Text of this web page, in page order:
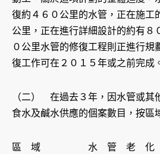
復約４６０公里的水管，正在施工
公里，正在進行詳細設計的約有８
０公里水管的修復工程則正進行規
復工作可在２０１５年或之前完成
（二） 在過去３年，因水管或其
食水及鹹水供應的個案數目，按區
區 域 水 管 老 化